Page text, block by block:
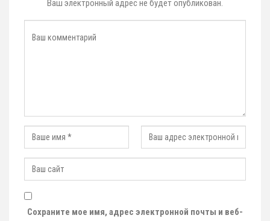
Ваш электронный адрес не будет опубликован.
Сохраните мое имя, адрес электронной почты и веб-